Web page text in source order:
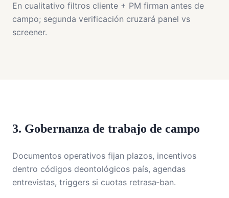
En cualitativo filtros cliente + PM firman antes de
campo; segunda verificación cruzará panel vs
screener.
3. Gobernanza de trabajo de campo
Documentos operativos fijan plazos, incentivos
dentro códigos deontológicos país, agendas
entrevistas, triggers si cuotas retrasa‑ban.